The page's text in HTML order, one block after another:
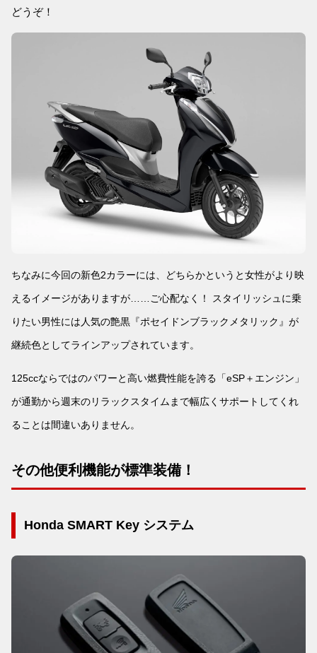
どうぞ！
ちなみに今回の新色2カラーには、どちらかというと女性がより映
えるイメージがありますが……ご心配なく！ スタイリッシュに乗
りたい男性には人気の艶黒『ポセイドンブラックメタリック』が
継続色としてラインアップされています。
125ccならではのパワーと高い燃費性能を誇る「eSP＋エンジン」
が通勤から週末のリラックスタイムまで幅広くサポートしてくれ
ることは間違いありません。
その他便利機能が標準装備！
Honda SMART Key システム